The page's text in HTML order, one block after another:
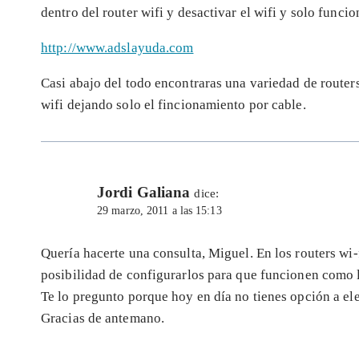
dentro del router wifi y desactivar el wifi y solo
http://www.adslayuda.com
Casi abajo del todo encontraras una variedad de
wifi dejando solo el fincionamiento por cable.
Jordi Galiana dice:
29 marzo, 2011 a las 15:13
Quería hacerte una consulta, Miguel. En los routers
posibilidad de configurarlos para que funcionen como
Te lo pregunto porque hoy en día no tienes opción a
Gracias de antemano.